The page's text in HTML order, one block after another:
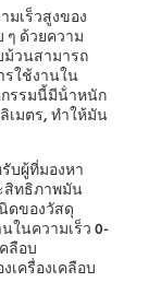
เร็วสูงของ
ๆ ด้วยความ
ม้วนสามารถ
ใช้งานใน
รรมนี้มีน้ําหนัก
เมตร, ทําให้มัน
บผู้ที่มองหา
สิทธิภาพมัน
ดของวัสดุ
ในความเร็ว 0-
ลือบ
ครื่องเคลือบ